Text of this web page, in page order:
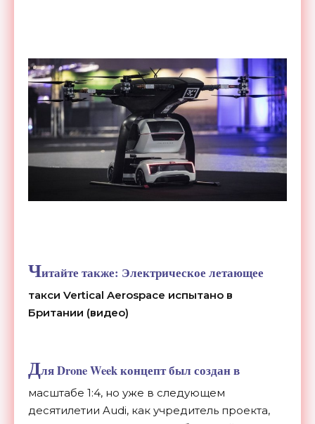
Читайте также: Электрическое летающее
такси Vertical Aerospace испытано в
Британии (видео)
Для Drone Week концепт был создан в
масштабе 1:4, но уже в следующем
десятилетии Audi, как учредитель проекта,